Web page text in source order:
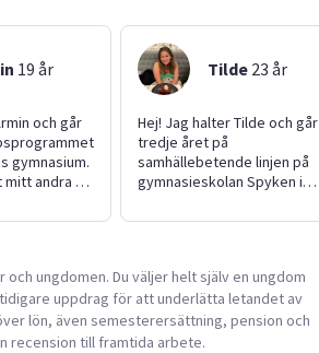
19 år
och går
gymnasium.
mitt andra år
läxhjälp
lillasyster
när det
gett mig
man
Tilde 23 år
Hej! Jag halter Tilde och går
tredje året på
samhällebetende linjen på
gymnasieskolan Spyken i
jobbat som barnvakt samt
fritiden gillar jag att gör allt
från att umgås med vänner
till att träna och vara ute i
naturen.
ungdomen. Du väljer helt själv en ungdom
uppdrag för att underlätta letandet av
lön, även semesterersättning, pension och
recension till framtida arbete.